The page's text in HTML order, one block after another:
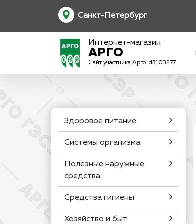
Санкт-Петербург
Интернет-магазин
АРГО
Сайт участника Арго id3103277
Здоровое питание
Системы организма
Полезные наружные
средства
Средства гигиены
Хозяйство и быт